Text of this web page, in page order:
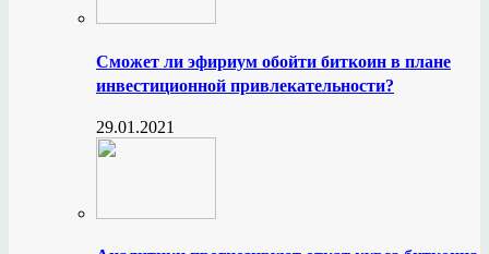
Сможет ли эфириум обойти биткоин в плане
инвестиционной привлекательности?
29.01.2021